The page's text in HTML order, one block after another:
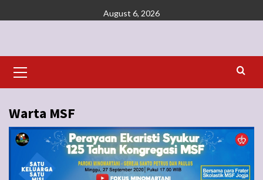
to
August 6, 2026
Menu
Warta MSF